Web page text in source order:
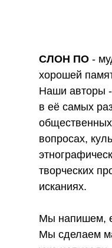
СЛОН ПО -
хорошей
Наши авторы
в её самых
вопросах,
творческих
исканиях.
Мы напишем,
Мы сделаем